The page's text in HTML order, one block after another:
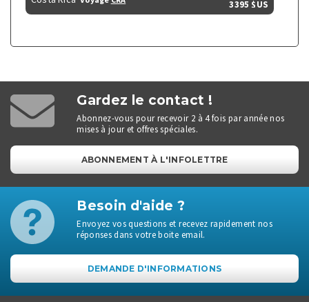
Manuel Antonio > Playa Herradura &
Punta Leona > Rio Tarcoles & Carara
3395 $US
Gardez le contact !
Abonnez-vous pour recevoir 2 à 4 fois par année nos
mises à jour et offres spéciales.
ABONNEMENT À L'INFOLETTRE
Besoin d'aide ?
Envoyez vos questions et recevez rapidement nos
réponses dans votre boite email.
DEMANDE D'INFORMATIONS